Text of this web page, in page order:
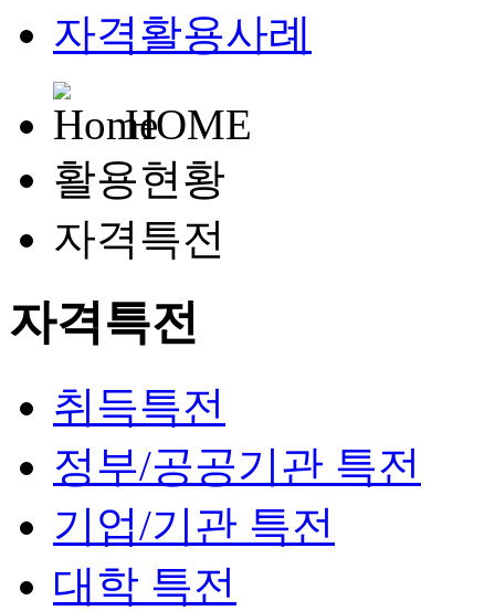
자격활용사례
HOME
활용현황
자격특전
자격특전
취득특전
정부/공공기관 특전
기업/기관 특전
대학 특전